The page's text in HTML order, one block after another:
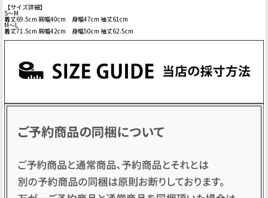
【サイズ詳細】
S～M
着丈69.5cm 肩幅40cm 身幅47cm 袖丈61cm
M～L
着丈71.5cm 肩幅42cm 身幅50cm 袖丈62.5cm